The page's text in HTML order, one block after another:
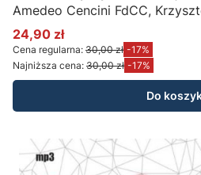
Amedeo Cencini FdCC,
MP3)
Cena promocyjna
24,90 zł
Cena regularna: 30,00 zł -17%
Najniższa cena: 30,00 zł -17%
Do